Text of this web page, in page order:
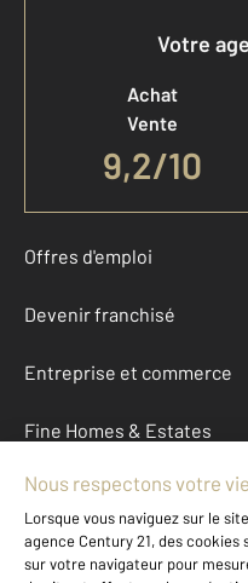
Votre
Achat
Vente
9,2/10
Offres d'emploi
Devenir franchisé
Entreprise et commerce
Fine Homes & Estates
À propos
International